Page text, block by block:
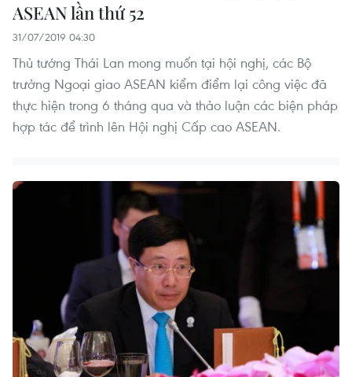
ASEAN lần thứ 52
31/07/2019 04:30
Thủ tướng Thái Lan mong muốn tại hội nghị, các Bộ
trưởng Ngoại giao ASEAN kiểm điểm lại công việc đã
thực hiện trong 6 tháng qua và thảo luận các biện pháp
hợp tác để trình lên Hội nghị Cấp cao ASEAN.